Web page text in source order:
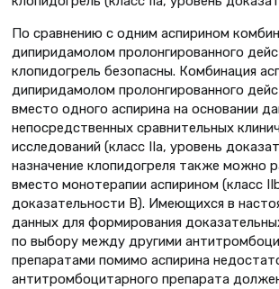
По сравнению с одним аспирином
дипиридамолом пролонгированного
клопидогрель безопасны. Комбинация
дипиридамолом пролонгированного
вместо одного аспирина на основании
непосредственных сравнительных
исследований (класс IIа, уровень
назначение клопидогреля также можно
вместо монотерапии аспирином (класс
доказательности В). Имеющихся в
данных для формирования
по выбору между другими
препаратами помимо аспирина
антитромбоцитарного препарата